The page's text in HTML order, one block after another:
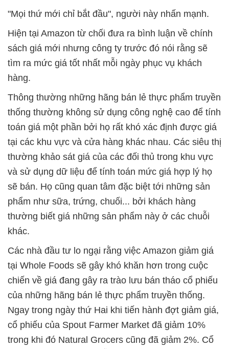
"Mọi thứ mới chỉ bắt đầu", người này nhấn mạnh.
Hiện tại Amazon từ chối đưa ra bình luận về chính
sách giá mới nhưng công ty trước đó nói rằng sẽ
tìm ra mức giá tốt nhất mỗi ngày phục vụ khách
hàng.
Thông thường những hãng bán lẻ thực phẩm truyền
thống thường không sử dụng công nghệ cao để tính
toán giá một phần bởi họ rất khó xác định được giá
tại các khu vực và cửa hàng khác nhau. Các siêu thị
thường khảo sát giá của các đối thủ trong khu vực
và sử dụng dữ liệu để tính toán mức giá hợp lý họ
sẽ bán. Họ cũng quan tâm đặc biệt tới những sản
phẩm như sữa, trứng, chuối... bởi khách hàng
thường biết giá những sản phẩm này ở các chuỗi
khác.
Các nhà đầu tư lo ngại rằng việc Amazon giảm giá
tại Whole Foods sẽ gây khó khăn hơn trong cuộc
chiến về giá đang gây ra trào lưu bán tháo cổ phiếu
của những hãng bán lẻ thực phẩm truyền thống.
Ngay trong ngày thứ Hai khi tiến hành đợt giảm giá,
cổ phiếu của Spout Farmer Market đã giảm 10%
trong khi đó Natural Grocers cũng đã giảm 2%. Cổ